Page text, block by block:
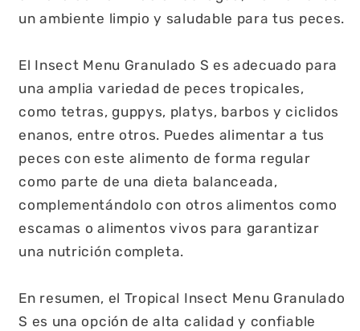
un ambiente limpio y saludable para tus peces.
El Insect Menu Granulado S es adecuado para
una amplia variedad de peces tropicales,
como tetras, guppys, platys, barbos y ciclidos
enanos, entre otros. Puedes alimentar a tus
peces con este alimento de forma regular
como parte de una dieta balanceada,
complementándolo con otros alimentos como
escamas o alimentos vivos para garantizar
una nutrición completa.
En resumen, el Tropical Insect Menu Granulado
S es una opción de alta calidad y confiable